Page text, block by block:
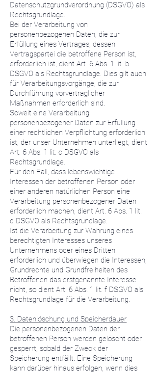
Datenschutzgrundverordnung (DSGVO) als
Rechtsgrundlage.
Bei der Verarbeitung von
personenbezogenen Daten, die zur
Erfüllung eines Vertrages, dessen
Vertragspartei die betroffene Person ist,
erforderlich ist, dient Art. 6 Abs. 1 lit. b
DSGVO als Rechtsgrundlage. Dies gilt auch
für Verarbeitungsvorgänge, die zur
Durchführung vorvertraglicher
Maßnahmen erforderlich sind.
Soweit eine Verarbeitung
personenbezogener Daten zur Erfüllung
einer rechtlichen Verpflichtung erforderlich
ist, der unser Unternehmen unterliegt, dient
Art. 6 Abs. 1 lit. c DSGVO als
Rechtsgrundlage.
Für den Fall, dass lebenswichtige
Interessen der betroffenen Person oder
einer anderen natürlichen Person eine
Verarbeitung personenbezogener Daten
erforderlich machen, dient Art. 6 Abs. 1 lit.
d DSGVO als Rechtsgrundlage.
Ist die Verarbeitung zur Wahrung eines
berechtigten Interesses unseres
Unternehmens oder eines Dritten
erforderlich und überwiegen die Interessen,
Grundrechte und Grundfreiheiten des
Betroffenen das erstgenannte Interesse
nicht, so dient Art. 6 Abs. 1 lit. f DSGVO als
Rechtsgrundlage für die Verarbeitung.
3. Datenlöschung und Speicherdauer
Die personenbezogenen Daten der
betroffenen Person werden gelöscht oder
gesperrt, sobald der Zweck der
Speicherung entfällt. Eine Speicherung
kann darüber hinaus erfolgen, wenn dies